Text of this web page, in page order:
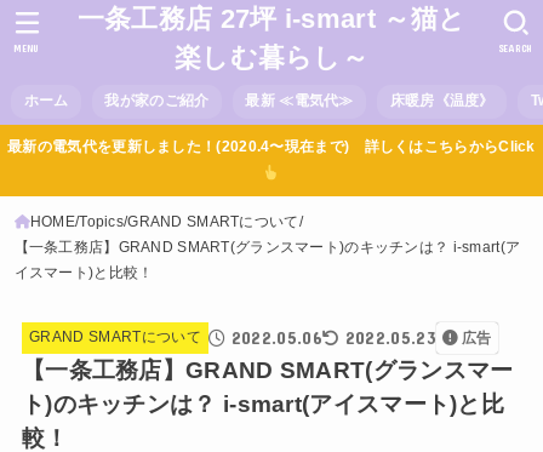
一条工務店 27坪 i-smart ～猫と
楽しむ暮らし～
ホーム 我が家のご紹介 最新 ≪電気代≫ 床暖房《温度》
SEARCH
MENU
最新の電気代を更新しました！(2020.4〜現在まで) 詳しくはこちらからClick
HOME Topics GRAND SMARTについて
【一条工務店】GRAND SMART(グランスマート)のキッチンは？ i-smart(ア
イスマート)と比較！
GRAND SMARTについて 2022.05.06 2022.05.23 広告
【一条工務店】GRAND SMART(グランスマー
ト)のキッチンは？ i-smart(アイスマート)と比
較！